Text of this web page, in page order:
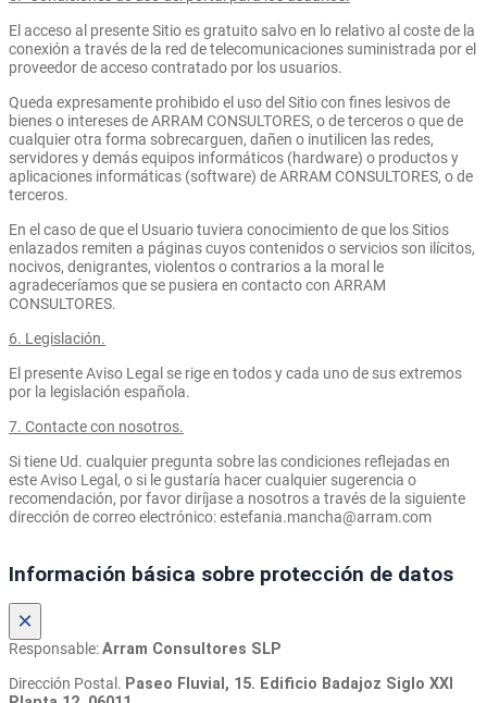
El acceso al presente Sitio es gratuito salvo en lo relativo al coste de la
conexión a través de la red de telecomunicaciones suministrada por el
proveedor de acceso contratado por los usuarios.
Queda expresamente prohibido el uso del Sitio con fines lesivos de
bienes o intereses de ARRAM CONSULTORES, o de terceros o que de
cualquier otra forma sobrecarguen, dañen o inutilicen las redes,
servidores y demás equipos informáticos (hardware) o productos y
aplicaciones informáticas (software) de ARRAM CONSULTORES, o de
terceros.
En el caso de que el Usuario tuviera conocimiento de que los Sitios
enlazados remiten a páginas cuyos contenidos o servicios son ilícitos,
nocivos, denigrantes, violentos o contrarios a la moral le
agradeceríamos que se pusiera en contacto con ARRAM
CONSULTORES.
6. Legislación.
El presente Aviso Legal se rige en todos y cada uno de sus extremos
por la legislación española.
7. Contacte con nosotros.
Si tiene Ud. cualquier pregunta sobre las condiciones reflejadas en
este Aviso Legal, o si le gustaría hacer cualquier sugerencia o
recomendación, por favor diríjase a nosotros a través de la siguiente
dirección de correo electrónico: estefania.mancha@arram.com
Información básica sobre protección de datos
×
Responsable:Arram Consultores SLP
Dirección Postal. Paseo Fluvial, 15. Edificio Badajoz Siglo XXI